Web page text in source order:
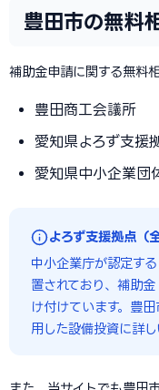
豊田市の無料
補助金申請に関する無料
豊田商工会議所
愛知県よろず支援
愛知県中小企業団
よろず支援拠点（
中小企業庁が認定す
置されており、補助
け付けています。豊
用した設備投資に詳し